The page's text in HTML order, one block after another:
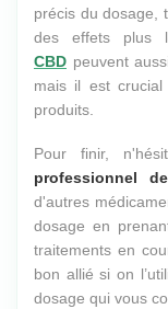
précis du dosage,
des effets plus
CBD peuvent
mais il est
produits.
Pour finir,
professionnel
d'autres
dosage en
traitements en
bon allié si on
dosage qui vous